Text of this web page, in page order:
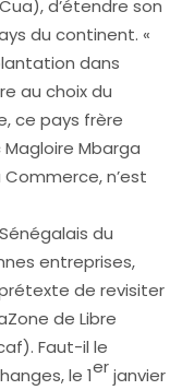
d’étendre son
du continent. «
dans
au choix du
ce pays frère
Magloire Mbarga
n’est
du
entreprises,
de revisiter
de Libre
Faut-il le
le 1erjanvier